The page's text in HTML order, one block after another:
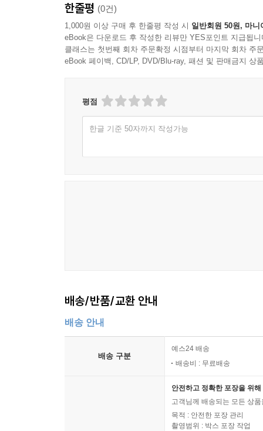
이 책은 이러한 시대적 변화를 통찰력을 가지고
주는 좋은 길잡이가 될 것이다. 플랫폼을 기반
정독하기를 추천한다.
비즈니스의 중심이 오프라인에서 온라인으로 확
브랜드 유니버스 플랫폼 전략』은 향후 사업
어울려져 있어, 어려운 내용을 지루하지 않고
한줄평 (0건)
1,000원 이상 구매 후 한줄평 작성 시 일반회원 50원, 마니
eBook은 다운로드 후 작성한 리뷰만 YES포인트 지급됩니
클래스는 첫번째 회차 주문확정 시점부터 마지막 회차 주
eBook 페이백, CD/LP, DVD/Blu-ray, 패션 및 판매금지 상
평점
한글 기준 50자까지 작성가능
배송/반품/교환 안내
배송 안내
배송 구분
예스24 배송
배송비 : 무료배송
안전하고 정확한 포장을 위
고객님께 배송되는 모든 상
목적 : 안전한 포장 관리
촬영범위 : 박스 포장 작업